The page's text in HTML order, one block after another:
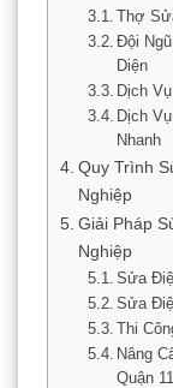
Thợ
Đội
Diện
Dịch
Dịch
Nhanh
Quy Trình
Nghiệp
Giải Pháp
Nghiệp
Sửa
Sửa
Thi
Nâng
Quận 11